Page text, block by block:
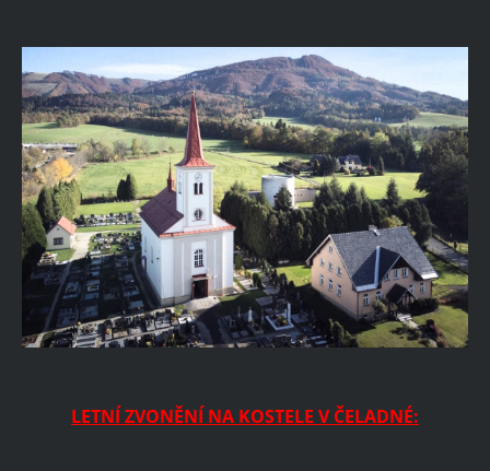
LETNÍ ZVONĚNÍ NA KOSTELE V ČELADNÉ: